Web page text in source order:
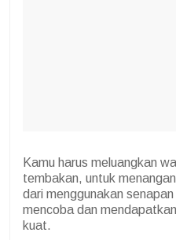
Kamu harus meluangkan
tembakan, untuk
dari menggunakan
mencoba dan
kuat.